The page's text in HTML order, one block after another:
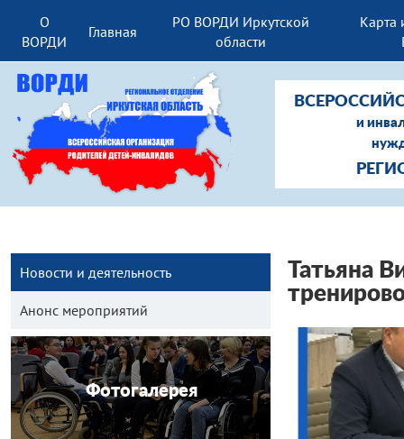
О
ВОРДИ
Главная
РО ВОРДИ Иркутской
области
Карта
и
Новости и деятельность
Анонс мероприятий
Фотогалерея
Татьяна